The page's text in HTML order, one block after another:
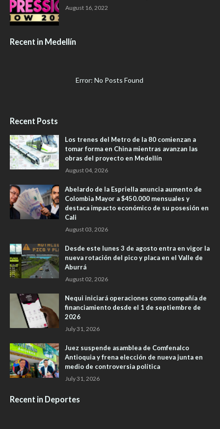
August 16, 2022
Recent in Medellín
Error: No Posts Found
Recent Posts
Los trenes del Metro de la 80 comienzan a
tomar forma en China mientras avanzan las
obras del proyecto en Medellín
August 04, 2026
Abelardo de la Espriella anuncia aumento de
Colombia Mayor a $450.000 mensuales y
destaca impacto económico de su posesión en
Cali
August 03, 2026
Desde este lunes 3 de agosto entra en vigor la
nueva rotación del pico y placa en el Valle de
Aburrá
August 02, 2026
Nequi iniciará operaciones como compañía de
financiamiento desde el 1 de septiembre de
2026
July 31, 2026
Juez suspende asamblea de Comfenalco
Antioquia y frena elección de nueva junta en
medio de controversia política
July 31, 2026
Recent in Deportes